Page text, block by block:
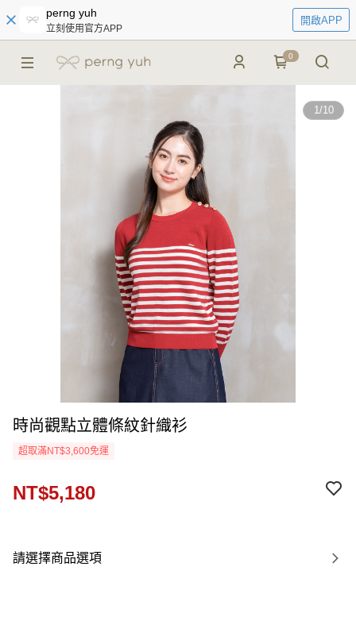
perng yuh
立刻使用官方APP
開啟APP
0
1/10
時尚觀點立體條紋針織衫
超取滿NT$3,600免運
NT$5,180
請選擇商品選項